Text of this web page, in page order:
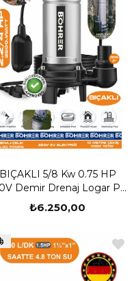
BIÇAKLI 5/8 Kw 0.75 HP
Demir Drenaj Logar Pis
Su Parçalayıcılı Çelik Gövde
Tahliye Pompası | 10
Çıkış Ağzı
₺6.250,00